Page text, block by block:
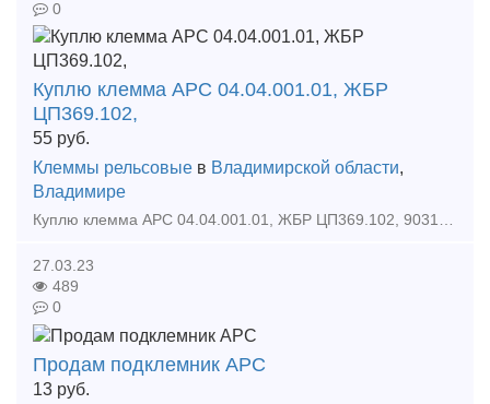
0
Куплю клемма АРС 04.04.001.01, ЖБР
ЦП369.102,
55 руб.
Клеммы рельсовые в Владимирской области,
Владимире
Куплю клемма АРС 04.04.001.01, ЖБР ЦП369.102, 9031634363, 9157770919 Алексей Куплю клемма АРС 04.04.001.01, ЖБР ЦП369.102, 9031634363, 9157770919 Алексей Куплю клемма АРС 04.04.001.01,
27.03.23
489
0
Продам подклемник АРС
13 руб.